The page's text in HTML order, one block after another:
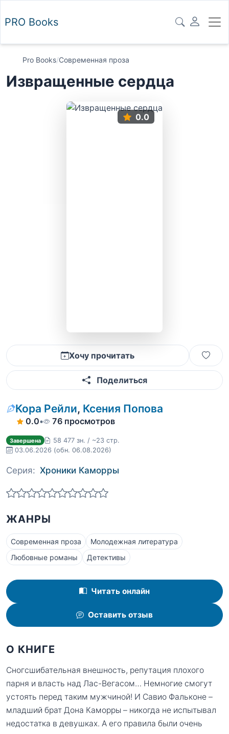
PRO Books
Pro Books/Современная проза
Извращенные сердца
0.0
Хочу прочитать
Поделиться
Кора Рейли, Ксения Попова
0.0• 76 просмотров
Завершена
58 477 зн. / ~23 стр.
03.06.2026 (обн. 06.08.2026)
Серия: Хроники Каморры
ЖАНРЫ
Современная проза
Молодежная литература
Любовные романы
Детективы
Читать онлайн
Оставить отзыв
О КНИГЕ
Сногсшибательная внешность, репутация плохого
парня и власть над Лас-Вегасом… Немногие смогут
устоять перед таким мужчиной! И Савио Фальконе –
младший брат Дона Каморры – никогда не испытывал
недостатка в девушках. А его правила были очень